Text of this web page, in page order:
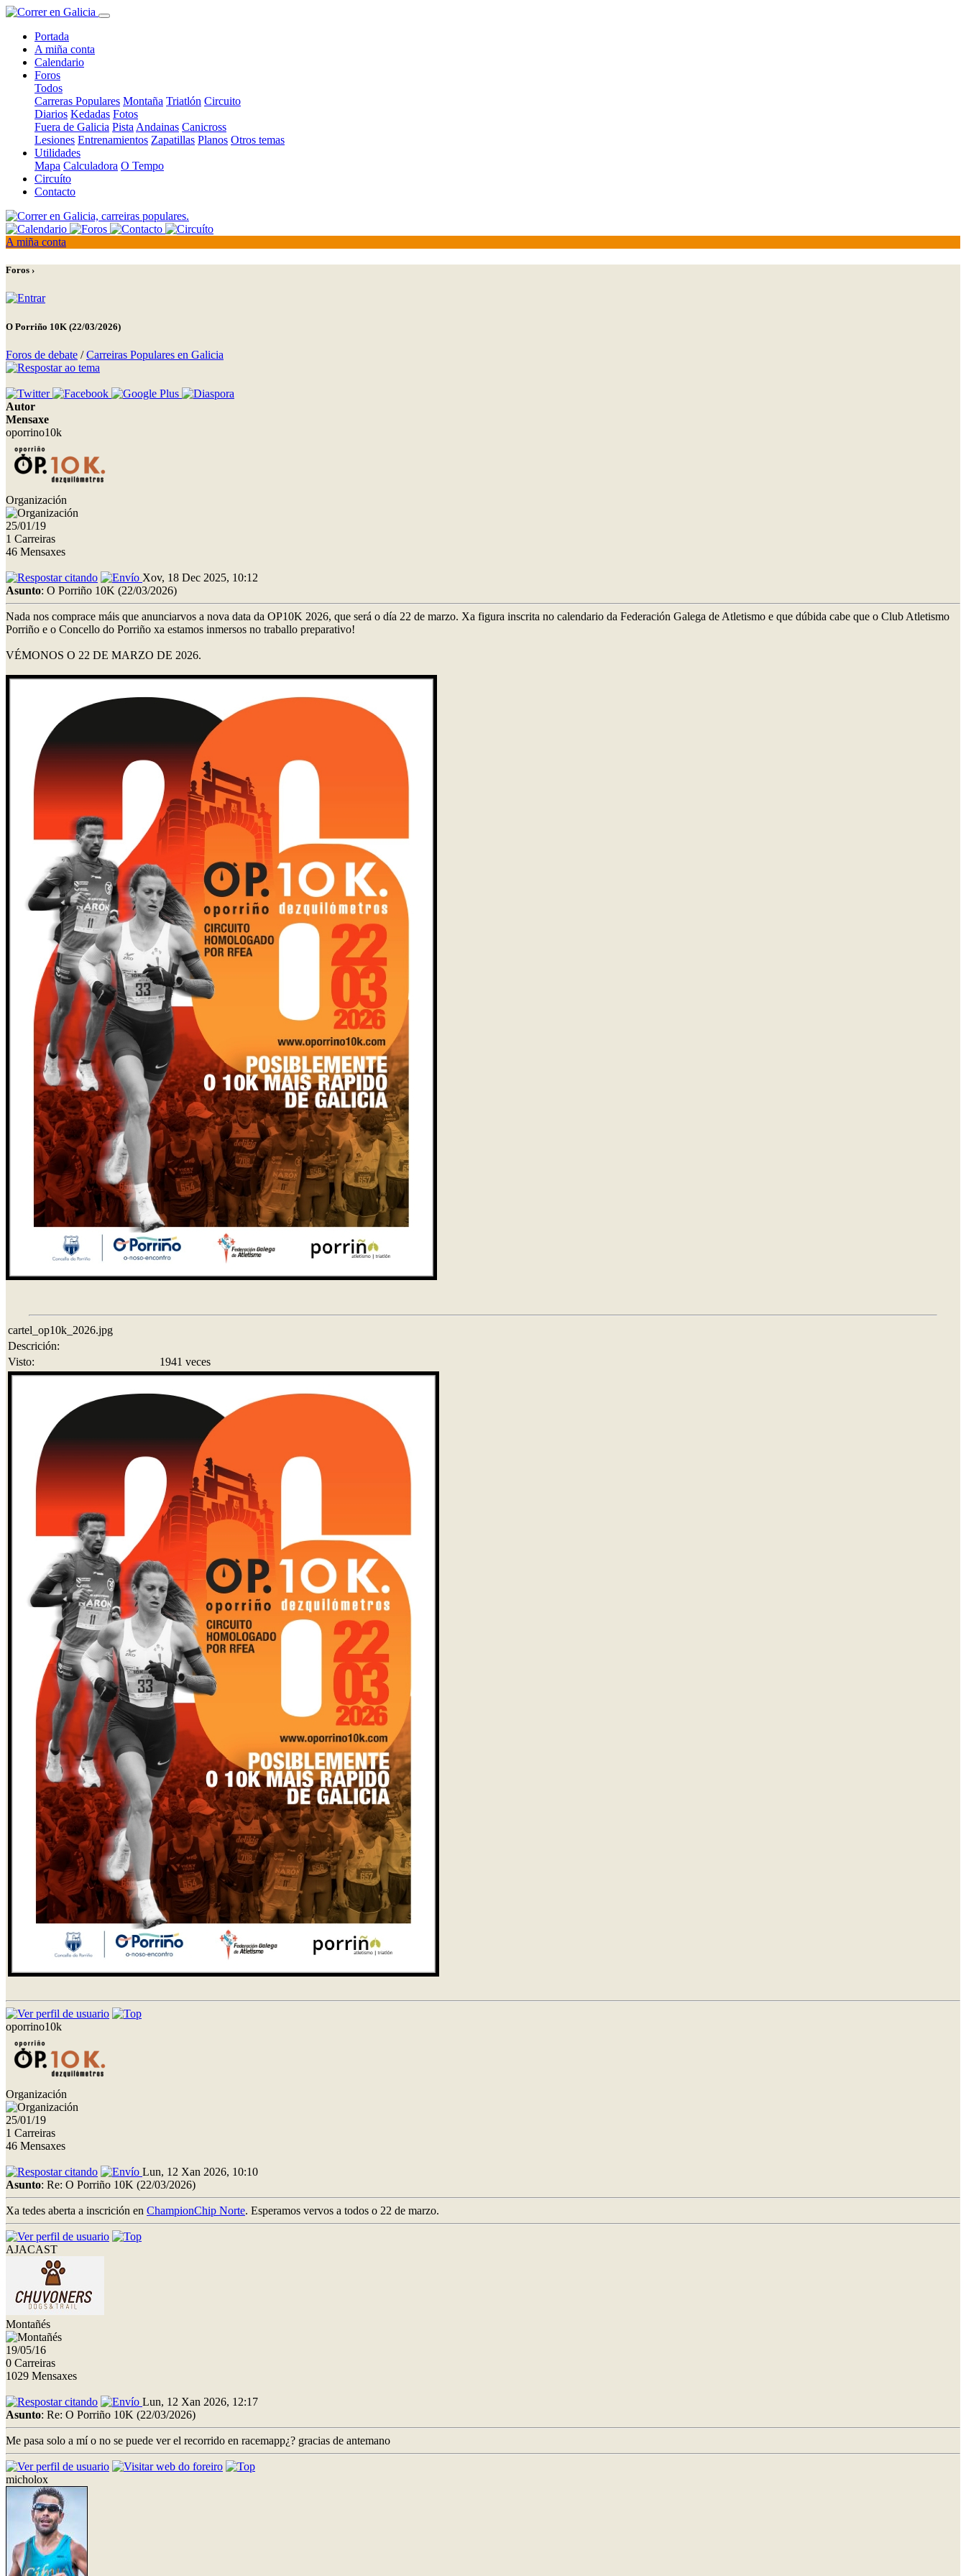
Portada
A miña conta
Calendario
Foros
Todos
Carreras Populares Montaña Triatlón Circuito
Diarios Kedadas Fotos
Fuera de Galicia Pista Andainas Canicross
Lesiones Entrenamientos Zapatillas Planos Otros temas
Utilidades
Mapa Calculadora O Tempo
Circuíto
Contacto
A miña conta
Foros ›
O Porriño 10K (22/03/2026)
Foros de debate /Carreiras Populares en Galicia
Autor
Mensaxe
oporrino10k
Organización
25/01/19
1 Carreiras
46 Mensaxes
Xov, 18 Dec 2025, 10:12
Asunto: O Porriño 10K (22/03/2026)
Nada nos comprace máis que anunciarvos a nova data da OP10K 2026, que será o día 22 de marzo. Xa figura inscrita no calendario da Federación Galega de Atletismo e que dúbida cabe que o Club Atletismo
Porriño e o Concello do Porriño xa estamos inmersos no traballo preparativo!
VÉMONOS O 22 DE MARZO DE 2026.
cartel_op10k_2026.jpg
Descrición:
Visto:
1941 veces
oporrino10k
Organización
25/01/19
1 Carreiras
46 Mensaxes
Lun, 12 Xan 2026, 10:10
Asunto: Re: O Porriño 10K (22/03/2026)
Xa tedes aberta a inscrición en ChampionChip Norte. Esperamos vervos a todos o 22 de marzo.
AJACAST
Montañés
19/05/16
0 Carreiras
1029 Mensaxes
Lun, 12 Xan 2026, 12:17
Asunto: Re: O Porriño 10K (22/03/2026)
Me pasa solo a mí o no se puede ver el recorrido en racemapp¿? gracias de antemano
micholox